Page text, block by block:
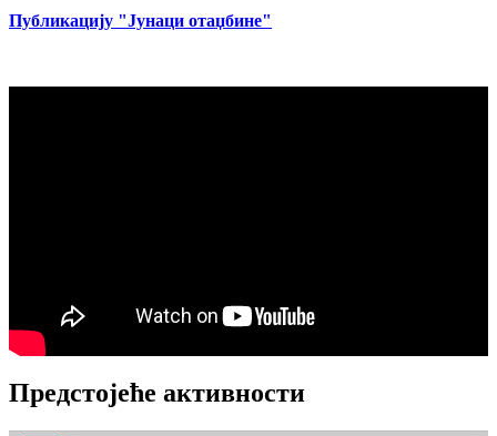
Публикацију "Јунаци отаџбине"
Предстојеће активности